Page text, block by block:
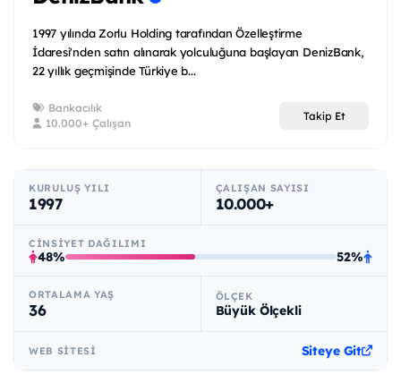
1997 yılında Zorlu Holding tarafından Özelleştirme
İdaresi'nden satın alınarak yolculuğuna başlayan DenizBank,
22 yıllık geçmişinde Türkiye b...
Bankacılık
10.000+ Çalışan
Takip Et
KURULUŞ YILI
1997
ÇALIŞAN SAYISI
10.000+
CINSIYET DAĞILIMI
48% 52%
ORTALAMA YAŞ
36
ÖLÇEK
Büyük Ölçekli
WEB SITESI Siteye Git